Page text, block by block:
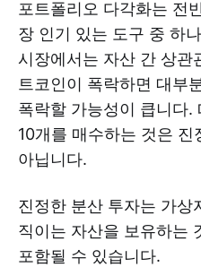
포트폴리오 다각화는 전
장 인기 있는 도구 중 하
시장에서는 자산 간 상관
트코인이 폭락하면 대부
폭락할 가능성이 큽니다.
10개를 매수하는 것은
아닙니다.
진정한 분산 투자는 가상
직이는 자산을 보유하는
포함될 수 있습니다.